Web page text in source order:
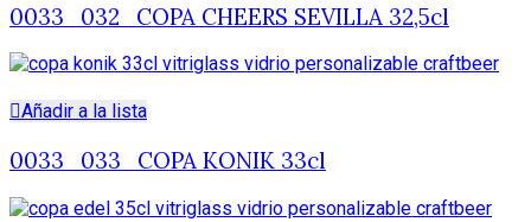
0033_032_COPA CHEERS SEVILLA 32,5cl
Añadir a la lista
0033_033_COPA KONIK 33cl